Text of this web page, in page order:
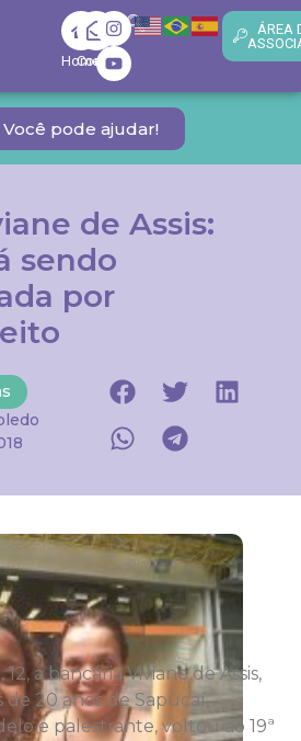
Home
Contato
ÁREA
Você pode ajudar!
de Assis:
sendo
por
a bancária Viviane de Assis,
de 20 anos de Sapucaí,
e palestrante, voltou ao 19ª